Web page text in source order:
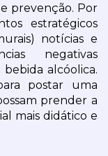
prevenção. Por
estratégicos
notícias e
negativas
alcóolica.
postar uma
prender a
mais didático e